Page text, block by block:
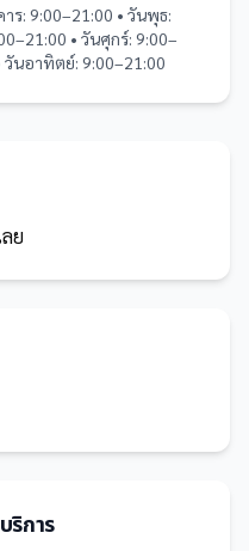
ร: 9:00–21:00 • วันพุธ:
• วันศุกร์: 9:00–
วันอาทิตย์: 9:00–21:00
ย
ริการ